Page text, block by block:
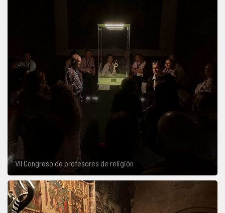
VII Congreso de profesores de religión